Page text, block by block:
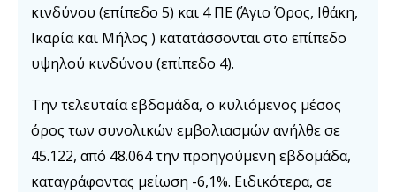
κινδύνου (επίπεδο 5) και 4 ΠΕ (Άγιο Όρος, Ιθάκη,
Ικαρία και Μήλος ) κατατάσσονται στο επίπεδο
υψηλού κινδύνου (επίπεδο 4).
Την τελευταία εβδομάδα, ο κυλιόμενος μέσος
όρος των συνολικών εμβολιασμών ανήλθε σε
45.122, από 48.064 την προηγούμενη εβδομάδα,
καταγράφοντας μείωση -6,1%. Ειδικότερα, σε